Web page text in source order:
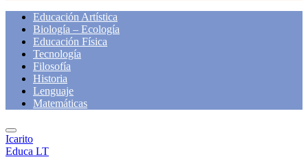
Educación Artística
Biología – Ecología
Educación Física
Tecnología
Filosofía
Historia
Lenguaje
Matemáticas
Icarito
Educa LT